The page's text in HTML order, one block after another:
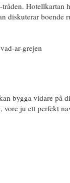
Hotellkartan
diskuterar boende
ar-grejen
bygga vidare på
vore ju ett perfekt